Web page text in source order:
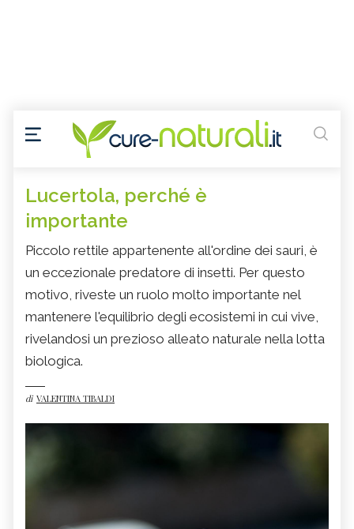
Lucertola, perché è
importante
Piccolo rettile appartenente all'ordine dei sauri, è
un eccezionale predatore di insetti. Per questo
motivo, riveste un ruolo molto importante nel
mantenere l'equilibrio degli ecosistemi in cui vive,
rivelandosi un prezioso alleato naturale nella lotta
biologica.
di VALENTINA TIBALDI